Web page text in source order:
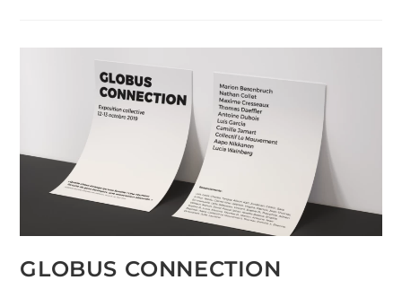
GLOBUS CONNECTION